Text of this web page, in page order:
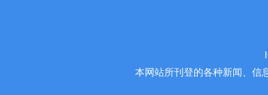
本网站所刊登的各种新闻、信